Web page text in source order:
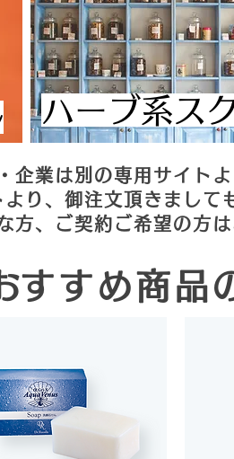
ハーブ系ス
企業は別の専用サイト
より、御注文頂きまして
方、ご契約ご希望の方
すすめ商品